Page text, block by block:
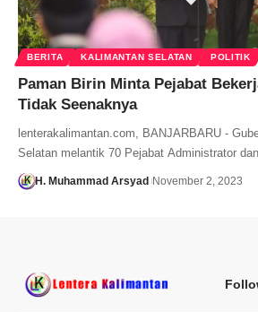
BERITA KALIMANTAN SELATAN POLITIK
Paman Birin Minta Pejabat
Tidak Seenaknya
lenterakalimantan.com, BANJARBARU -
Selatan melantik 70 Pejabat Administrator
H. Muhammad Arsyad November 2, 2023